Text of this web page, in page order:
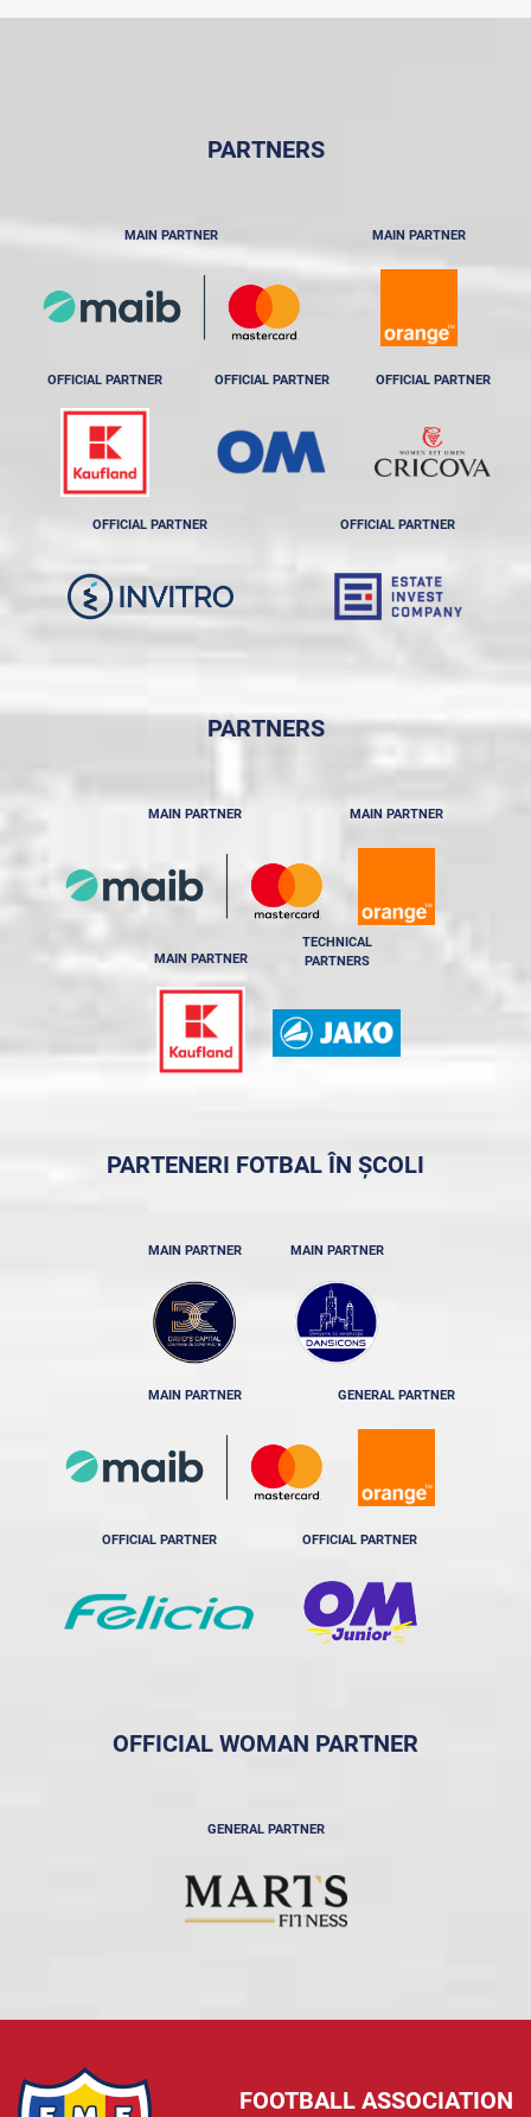
PARTNERS
MAIN PARTNER MAIN PARTNER
OFFICIAL PARTNER OFFICIAL PARTNER OFFICIAL PARTNER
OFFICIAL PARTNER OFFICIAL PARTNER
PARTNERS
MAIN PARTNER MAIN PARTNER
MAIN PARTNER
TECHNICAL
PARTNERS
PARTENERI FOTBAL ÎN ȘCOLI
MAIN PARTNER MAIN PARTNER
MAIN PARTNER GENERAL PARTNER
OFFICIAL PARTNER OFFICIAL PARTNER
OFFICIAL WOMAN PARTNER
GENERAL PARTNER
FOOTBALL ASSOCIATION